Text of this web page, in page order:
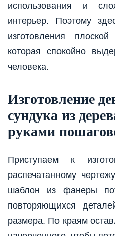
использования и
интерьер. Поэтому
изготовления
которая спокойно
человека.
Изготовление
сундука из
руками
Приступаем к
распечатанному
шаблон из фанеры
повторяющихся
размера. По краям